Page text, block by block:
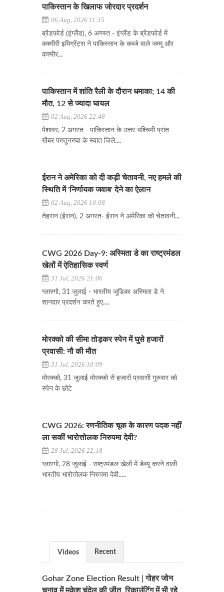
पाकिस्तान के खिलाफ जोरदार प्रदर्शन
06 Aug, 2026 11:15
ब्रैडफोर्ड (इंग्लैंड), 6 अगस्त - इंग्लैंड के ब्रैडफोर्ड में
कश्मीरी इमिग्रेंट्स ने पाकिस्तान के कब्जे वाले जम्मू और
कश्मीर...
पाकिस्तान में शांति रैली के दौरान धमाका; 14 की
मौत, 12 से ज्यादा घायल
02 Aug, 2026 22:48
पेशावर, 2 अगस्त - पाकिस्तान के उत्तर-पश्चिमी प्रांत
खैबर पख्तूनख्वा के स्वात जिले....
ईरान ने अमेरिका को दी कड़ी चेतावनी, नए हमले की
स्थिति में 'निर्णायक जवाब' देने का ऐलान
02 Aug, 2026 10:08
​​​​​​​तेहरान (ईरान), 2 अगस्त- ईरान ने अमेरिका को चेतावनी...
CWG 2026 Day-9: अस्मिता डे का राष्ट्रमंडल
खेलों में ऐतिहासिक स्वर्ण
31 Jul, 2026 21:06
ग्लास्गो, 31 जुलाई - भारतीय जूडिका अस्मिता डे ने
शानदार प्रदर्शन करते हुए....
मोरक्को की सीमा तोड़कर स्पेन में घुसे हजारों
प्रवासी: नौ की मौत
31 Jul, 2026 10:09
मोरक्को, 31 जुलाई मोरक्को से हजारों प्रवासी गुरुवार को
स्पेन के छोटे
CWG 2026: रणनीतिक चूक के कारण पदक नहीं
ला सकीं भारोत्तोलक निरुपमा देवी?
28 Jul, 2026 22:18
ग्लास्गो, 28 जुलाई - राष्ट्रमंडल खेलों में डेब्यू करने वाली
भारतीय भारोत्तोलक निरुपमा देवी.....
Videos Recent
Gohar Zone Election Result | गोहर जोन